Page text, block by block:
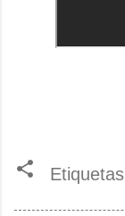
Etiquetas